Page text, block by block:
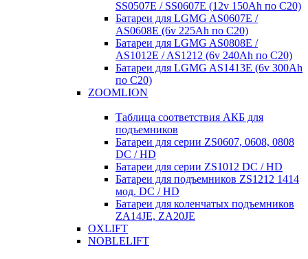
SS0507E / SS0607E (12v 150Ah по С20)
Батареи для LGMG AS0607E /
AS0608E (6v 225Ah по С20)
Батареи для LGMG AS0808E /
AS1012E / AS1212 (6v 240Ah по С20)
Батареи для LGMG AS1413E (6v 300Ah
по С20)
ZOOMLION
Таблица соответствия АКБ для
подъемников
Батареи для серии ZS0607, 0608, 0808
DC / HD
Батареи для серии ZS1012 DC / HD
Батареи для подъемников ZS1212 1414
мод. DC / HD
Батареи для коленчатых подъемников
ZA14JE, ZA20JE
OXLIFT
NOBLELIFT